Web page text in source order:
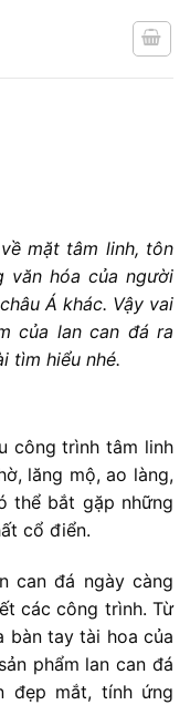
mặt tâm linh, tôn
văn hóa của người
Á khác. Vậy vai
của lan can đá ra
tìm hiểu nhé.
công trình tâm linh
lăng mộ, ao làng,
thể bắt gặp những
cổ điển.
can đá ngày càng
các công trình. Từ
bàn tay tài hoa của
phẩm lan can đá
đẹp mắt, tính ứng